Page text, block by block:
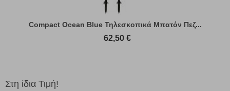
Compact Ocean Blue Τηλεσκοπικά Μπατόν Πεζ...
62,50 €
Στη ίδια Τιμή!